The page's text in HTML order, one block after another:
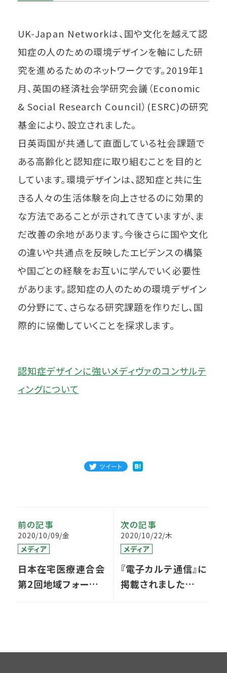
UK-Japan Networkは、国や文化を越えて認
知症の人のための環境デザインを軸にした研
究を進めるためのネットワークです。2019年1
月、英国の経済社会学研究会議（Economic
& Social Research Council）(ESRC)の研究
基金により、設立されました。
日英両国が共通して直面している社会課題で
ある高齢化と認知症に取り組むことを目的と
しています。環境デザインは、認知症と共に生
きる人々の生活体験を向上させるのに効果的
な方法であることが示されてきていますが、ま
だ改善の余地があります。今後さらに国や文化
の違いや共通点を反映したエビデンスの構築
や国ごとの経験をお互いに学んでいく必要性
があります。認知症の人のための環境デザイン
の分野にて、さらなる研究課題を作りだし、国
際的に協働していくことを探求します。
認知症デザインに強いメディヴァのコンサルテ
ィングについて
ツイート
前の記事
2020/10/09/金
メディア
日本在宅医療連合会
第2回地域フォーラム
次の記事
2020/10/22/木
メディア
『電子カルテ通信』に
掲載されました